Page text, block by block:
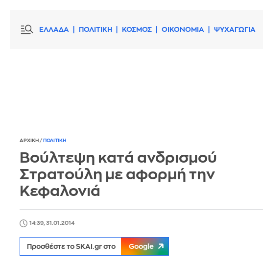
ΕΛΛΑΔΑ ΠΟΛΙΤΙΚΗ ΚΟΣΜΟΣ ΟΙΚΟΝΟΜΙΑ ΨΥΧΑΓΩΓΙΑ
ΑΡΧΙΚΗ / ΠΟΛΙΤΙΚΗ
Βούλτεψη κατά ανδρισμού
Στρατούλη με αφορμή την
Κεφαλονιά
14:39, 31.01.2014
Προσθέστε το SKAI.gr στο Google